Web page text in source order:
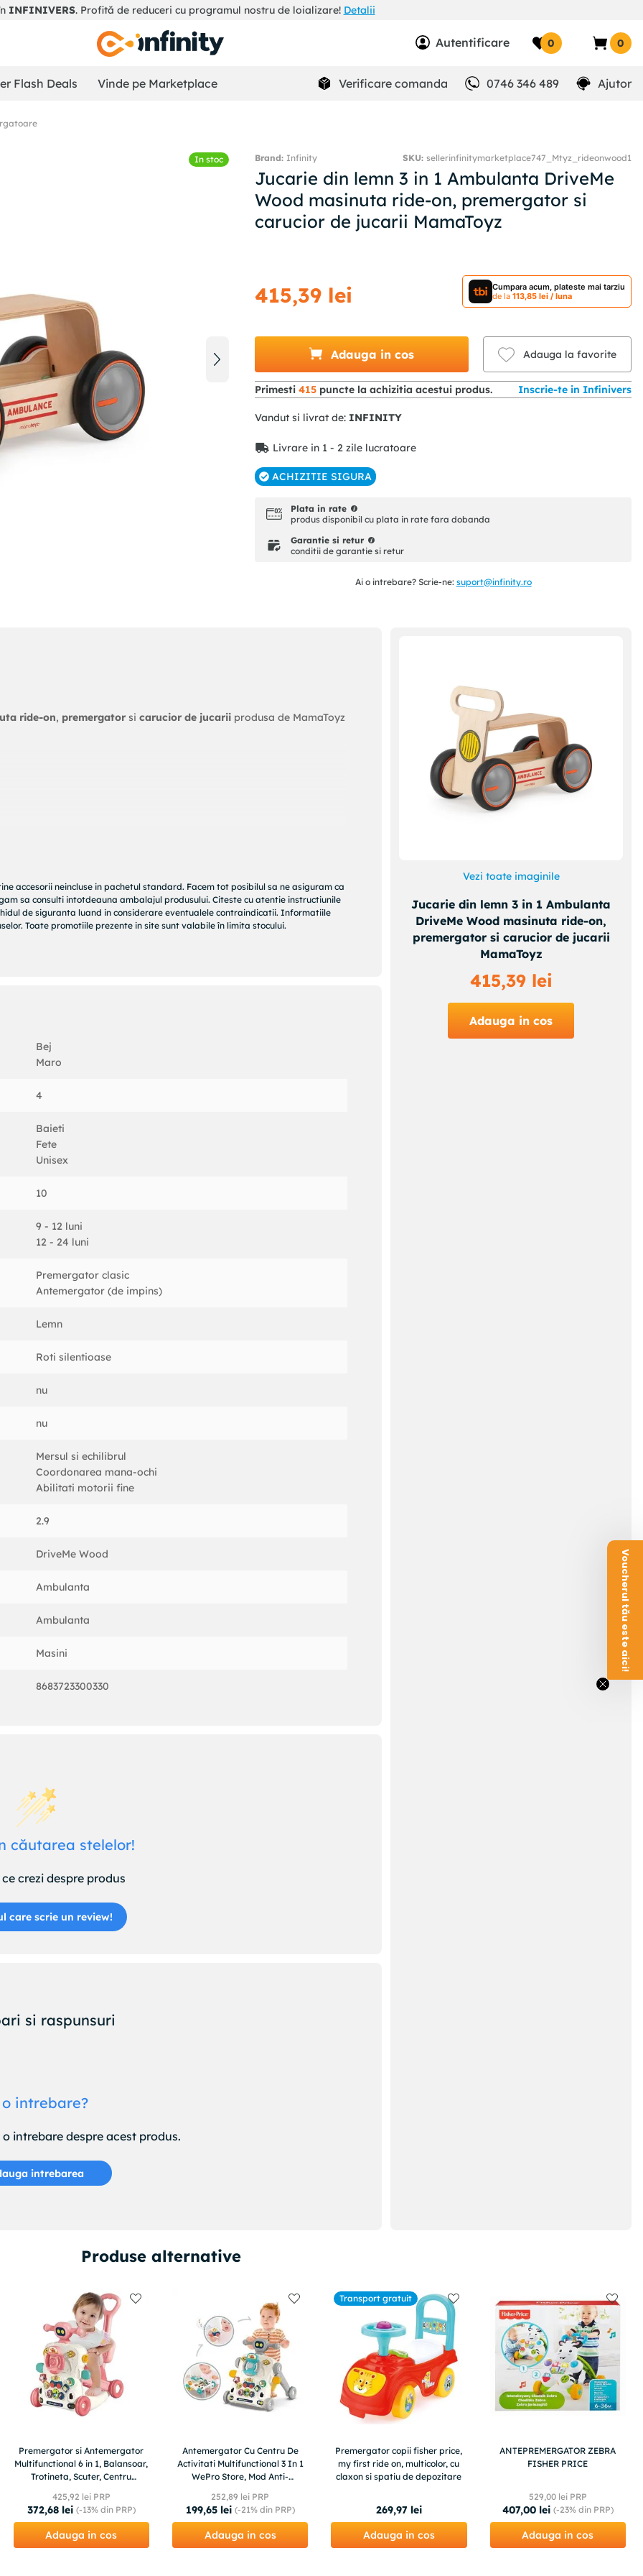
INFINIVERS. Profită de reduceri cu programul nostru de loializare! Detalii
Autentificare 0 0
Flash Deals Vinde pe Marketplace Verificare comanda 0746 346 489 Ajutor
In stoc Infinity SKU: sellerinfinitymarketplace747_Mtyz_rideonwood1
Jucarie din lemn 3 in 1 Ambulanta DriveMe
Wood masinuta ride-on, premergator si
carucior de jucarii MamaToyz
415,39 lei
Cumpara acum, plateste mai tarziu
de la 113,85 lei / luna
Adauga in cos Adauga la favorite
Primesti415 puncte la achizitia acestui produs. Inscrie-te in Infinivers
Vandut si livrat de: INFINITY
Livrare in 1 - 2 zile lucratoare
ACHIZITIE SIGURA
Plata in rate
produs disponibil cu plata in rate fara dobanda
Garantie si retur
conditii de garantie si retur
Ai o intrebare? Scrie-ne: suport@infinity.ro
ride-on, premergator si carucior de jucarii produsa de MamaToyz
folosit ca depozit de jucarii si ofera bebelusului un nou scenariu de
Wood este realizata din lemn de mesteacan. Toate produsele
capacitatea de a merge independent, p
accesorii neincluse in pachetul standard. Facem tot posibilul sa ne asiguram ca
sa consulti intotdeauna ambalajul produsului. Citeste cu atentie instructiunile
de siguranta luand in considerare eventualele contraindicatii. Informatiile
Toate promotiile prezente in site sunt valabile în limita stocului.
Bej
Maro
4
Baieti
Fete
Unisex
10
9 - 12 luni
12 - 24 luni
Premergator clasic
Antemergator (de impins)
Lemn
Roti silentioase
nu
nu
Mersul si echilibrul
Coordonarea mana-ochi
Abilitati motorii fine
2.9
DriveMe Wood
Ambulanta
Ambulanta
Masini
8683723300330
căutarea stelelor!
crezi despre produs
care scrie un review!
si raspunsuri
intrebare?
intrebare despre acest produs.
intrebarea
Vezi toate imaginile
Jucarie din lemn 3 in 1 Ambulanta
DriveMe Wood masinuta ride-on,
premergator si carucior de jucarii
MamaToyz
415,39 lei
Adauga in cos
Produse alternative
Premergator si Antemergator
Multifunctional 6 in 1, Balansoar,
Trotineta, Scuter, Centru
425,92 lei PRP
372,68 lei (-13%din PRP)
Adauga in cos
Antemergator Cu Centru De
Activitati Multifunctional 3 In 1
WePro Store, Mod Anti-
6+
252,89 lei PRP
199,65 lei (-21%din PRP)
Adauga in cos
Transport gratuit
Premergator copii fisher price,
my first ride on, multicolor, cu
claxon si spatiu de depozitare
269,97 lei
Adauga in cos
ANTEPREMERGATOR ZEBRA
FISHER PRICE
529,00lei PRP
407,00 lei (-23%din PRP)
Adauga in cos
Voucherul tău este aici!